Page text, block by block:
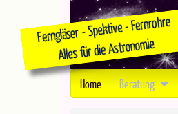
Home Beratung